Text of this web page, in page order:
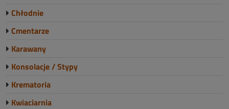
Chłodnie
Cmentarze
Karawany
Konsolacje / Stypy
Krematoria
Kwiaciarnia